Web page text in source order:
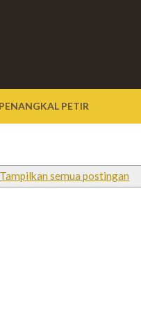
PETIR
Tampilkan semua postingan